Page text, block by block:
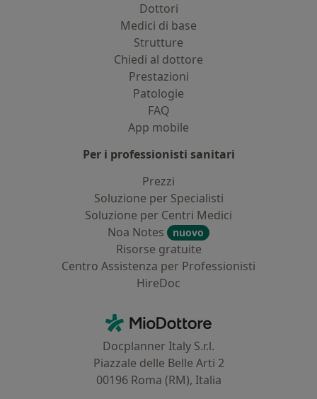
Dottori
Medici di base
Strutture
Chiedi al dottore
Prestazioni
Patologie
FAQ
App mobile
Per i professionisti sanitari
Prezzi
Soluzione per Specialisti
Soluzione per Centri Medici
Noa Notes
nuovo
Risorse gratuite
Centro Assistenza per Professionisti
HireDoc
MioDottore - Homepage
Docplanner Italy S.r.l.
Piazzale delle Belle Arti 2
00196 Roma (RM), Italia